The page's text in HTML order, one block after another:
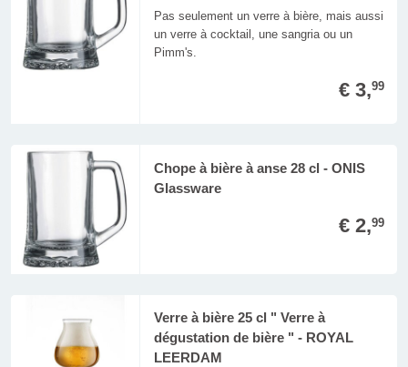
Pas seulement un verre à bière, mais aussi
un verre à cocktail, une sangria ou un
Pimm's.
€ 3,99
Chope à bière à anse 28 cl - ONIS
Glassware
€ 2,99
Verre à bière 25 cl " Verre à
dégustation de bière " - ROYAL
LEERDAM